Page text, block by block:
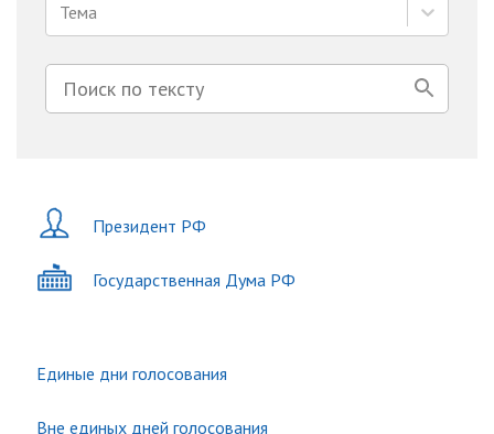
Тема
Президент РФ
Государственная Дума РФ
Единые дни голосования
Вне единых дней голосования